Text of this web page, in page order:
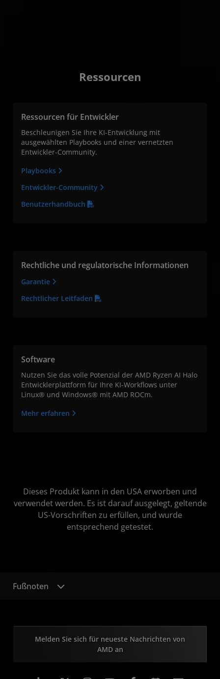
Ressourcen
Ressourcen für Entwickler
Beschleunigen Sie Ihre KI-Entwicklung mit
ausgewählten Playbooks und einer vernetzten
Entwickler-Community.
Playbooks
Entwickler-Community
Benutzerhandbuch
Rechtliche und regulatorische Informationen
Garantie
Rechtlicher Leitfaden
Software
Nutzen Sie das volle Potenzial der AMD Ryzen AI Halo
Entwicklerplattform für Ihre KI-Workflows unter
Linux® und Windows® mit AMD ROCm.
Mehr erfahren
Dieses Produkt kann in den USA erworben und
verwendet werden. Es ist darauf ausgelegt, geltende
US-Vorschriften zu erfüllen, und wurde
entsprechend getestet.
Fußnoten
Melden Sie sich für neueste Nachrichten von
AMD an